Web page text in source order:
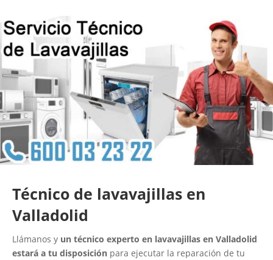
Técnico de lavavajillas en
Valladolid
Llámanos y un técnico experto en lavavajillas en Valladolid
estará a tu disposición para ejecutar la reparación de tu